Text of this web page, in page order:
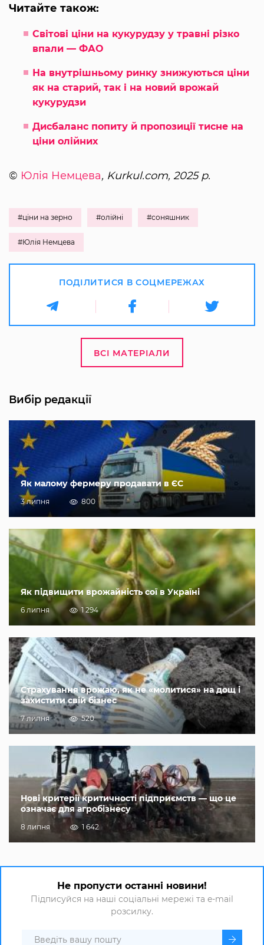
Читайте також:
Світові ціни на кукурудзу у травні різко
впали — ФАО
На внутрішньому ринку знижуються ціни
як на старий, так і на новий врожай
кукурудзи
Дисбаланс попиту й пропозиції тисне на
ціни олійних
© Юлія Немцева, Kurkul.com, 2025 р.
#ціни на зерно #олійні #соняшник
#Юлія Немцева
ПОДІЛИТИСЯ В СОЦМЕРЕЖАХ
ВСІ МАТЕРІАЛИ
Вибір редакції
Як малому фермеру продавати в ЄС
3 липня 800
Як підвищити врожайність сої в Україні
6 липня 1 294
Страхування врожаю, як не «молитися» на дощ і
захистити свій бізнес
7 липня 520
Нові критерії критичності підприємств — що це
означає для агробізнесу
8 липня 1 642
Не пропусти останні новини!
Підписуйся на наші соціальні мережі та e-mail
розсилку.